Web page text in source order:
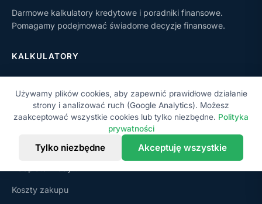
Darmowe kalkulatory kredytowe i poradniki finansowe.
Pomagamy podejmować świadome decyzje finansowe.
KALKULATORY
Zdolność kredytowa
Kredyt hipoteczny
Refinansowanie
Koszty zakupu
Używamy plików cookies, aby zapewnić prawidłowe działanie
strony i analizować ruch (Google Analytics). Możesz
zaakceptować wszystkie cookies lub tylko niezbędne. Polityka
prywatności
Tylko niezbędne Akceptuję wszystkie